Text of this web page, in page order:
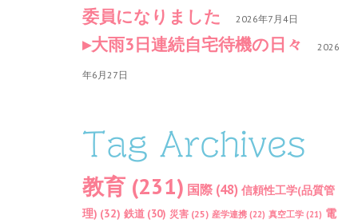
委員になりました
2026年7月4日
大雨3日連続自宅待機の日々 2026
年6月27日
Tag Archives
教育 (231) 国際 (48) 信頼性工学(品質管
理) (32) 鉄道 (30) 災害 (25) 産学連携 (22) 真空工学 (21) 電